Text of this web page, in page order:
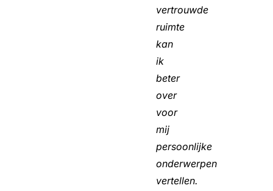
vertrouwde
ruimte
kan
ik
beter
over
voor
mij
persoonlijke
onderwerpen
vertellen.